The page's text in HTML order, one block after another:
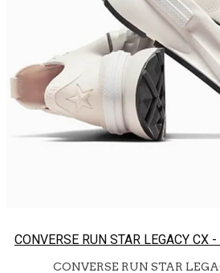
CONVERSE RUN STAR LEGACY CX
CONVERSE RUN STAR